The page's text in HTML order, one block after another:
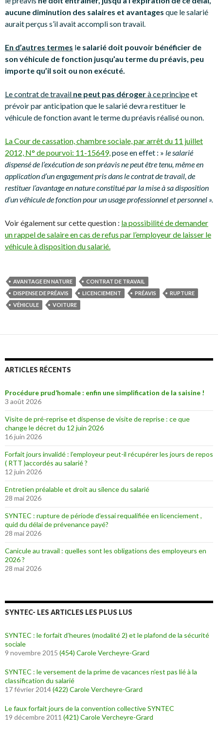
aucune diminution des salaires et avantages que le salarié
aurait perçus s’il avait accompli son travail.
En d’autres termes le salarié doit pouvoir bénéficier de
son véhicule de fonction jusqu’au terme du préavis, peu
importe qu’il soit ou non exécuté.
Le contrat de travail ne peut pas dérogerà ce principeet
prévoir par anticipation que le salarié devra restituer le
véhicule de fonction avant le terme du préavis réalisé ou non.
La Cour de cassation, chambre sociale, par arrêt du 11 juillet
2012, N° de pourvoi: 11-15649,pose en effet : » le salarié
dispensé de l’exécution de son préavis ne peut être tenu, même en
application d’un engagement pris dans le contrat de travail, de
restituer l’avantage en nature constitué par la mise à sa disposition
d’un véhicule de fonction pour un usage professionnel et personnel ».
Voir également sur cette question : la possibilité de demander
un rappel de salaire en cas de refus par l’employeur de laisser le
véhicule à disposition du salarié.
AVANTAGE EN NATURE
CONTRAT DE TRAVAIL
DISPENSE DE PRÉAVIS
LICENCIEMENT PRÉAVIS
RUPTURE
VÉHICULE
VOITURE
ARTICLES RÉCENTS
Procédure prud’homale : enfin une simplification de la saisine !
3 août 2026
Visite de pré-reprise et dispense de visite de reprise : ce que
change le décret du 12 juin 2026
16 juin 2026
Forfait jours invalidé : l’employeur peut-il récupérer les jours de repos
( RTT )accordés au salarié ?
12 juin 2026
Entretien préalable et droit au silence du salarié
28 mai 2026
SYNTEC : rupture de période d’essai requalifiée en licenciement ,
quid du délai de prévenance payé?
28 mai 2026
Canicule au travail : quelles sont les obligations des employeurs en
2026 ?
28 mai 2026
SYNTEC- LES ARTICLES LES PLUS LUS
SYNTEC : le forfait d’heures (modalité 2) et le plafond de la sécurité
sociale
9 novembre 2015 (454) Carole Vercheyre-Grard
SYNTEC : le versement de la prime de vacances n’est pas lié à la
classification du salarié
17 février 2014(422) Carole Vercheyre-Grard
Le faux forfait jours de la convention collective SYNTEC
19 décembre 2011 (421) Carole Vercheyre-Grard